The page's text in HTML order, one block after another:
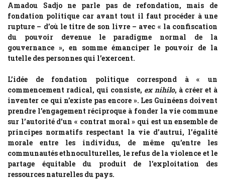
Amadou Sadjo ne parle pas de refondation, mais de
fondation politique car avant tout il faut procéder à une
rupture – d’où le titre de son livre – avec « la confiscation
du pouvoir devenue le paradigme normal de la
gouvernance », en somme émanciper le pouvoir de la
tutelle des personnes qui l’exercent.
L’idée de fondation politique correspond à « un
commencement radical, qui consiste, ex nihilo, à créer et à
inventer ce qui n’existe pas encore ». Les Guinéens doivent
prendre l’engagement réciproque à fonder la vie commune
sur l’autorité d’un « contrat moral » qui est un ensemble de
principes normatifs respectant la vie d’autrui, l’égalité
morale entre les individus, de même qu’entre les
communautés ethnoculturelles, le refus de la violence et le
partage équitable du produit de l’exploitation des
ressources naturelles du pays.